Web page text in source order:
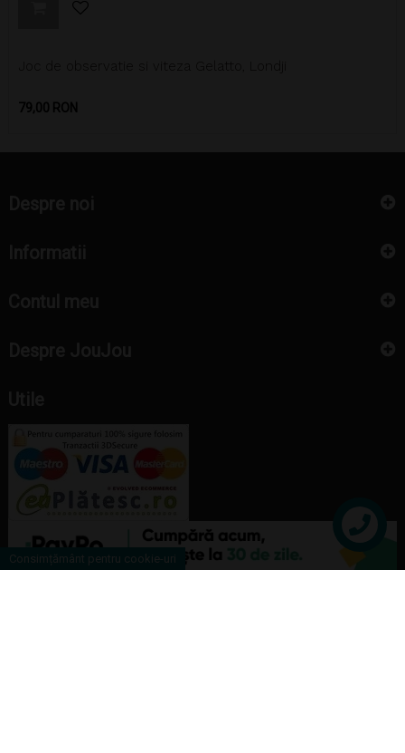
Pret
79,00 RON
Contact
Consimțământ pentru cookie-uri